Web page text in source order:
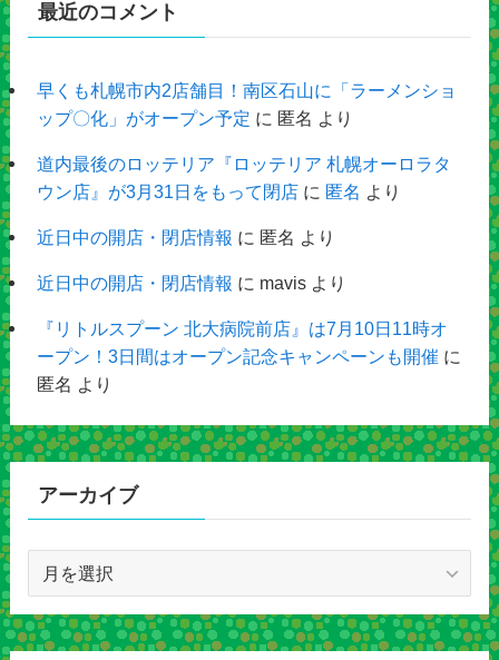
最近のコメント
早くも札幌市内2店舗目！南区石山に「ラーメンショ
ップ〇化」がオープン予定 に 匿名 より
道内最後のロッテリア『ロッテリア 札幌オーロラタ
ウン店』が3月31日をもって閉店に 匿名 より
近日中の開店・閉店情報 に 匿名 より
近日中の開店・閉店情報 に mavisより
『リトルスプーン 北大病院前店』は7月10日11時オ
ープン！3日間はオープン記念キャンペーンも開催 に
匿名 より
アーカイブ
カ
イ